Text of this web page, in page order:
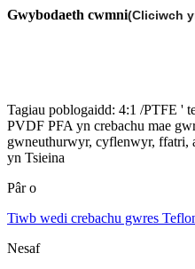
Gwybodaeth cwmni(Cliciwch
Tagiau poblogaidd: 4:1 /PTFE '
PVDF PFA yn crebachu mae
gwneuthurwyr, cyflenwyr, ffatri,
yn Tsieina
Pâr o
Tiwb wedi crebachu gwres
Nesaf